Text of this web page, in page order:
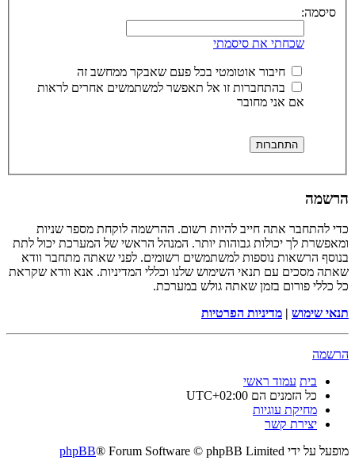
סיסמה:
שכחתי את סיסמתי
חיבור אוטומטי בכל פעם שאבקר ממחשב זה
בהתחברות זו אל תאפשר למשתמשים אחרים לראות
אם אני מחובר
הרשמה
כדי להתחבר אתה חייב להיות רשום. ההרשמה לוקחת מספר שניות
ומאפשרת לך יכולות גבוהות יותר. המנהל הראשי של המערכת יכול לתת
בנוסף הרשאות נוספות למשתמשים רשומים. לפני שאתה מתחבר וודא
שאתה מסכים עם תנאי השימוש שלנו וכללי המדיניות. אנא וודא שקראת
כל כללי פורום בזמן שאתה גולש במערכת.
תנאי שימוש | מדיניות הפרטיות
הרשמה
בית עמוד ראשי
כל הזמנים הם UTC+02:00
מחיקת עוגיות
יצירת קשר
מופעל על ידי
phpBB® Forum Software © phpBB Limited